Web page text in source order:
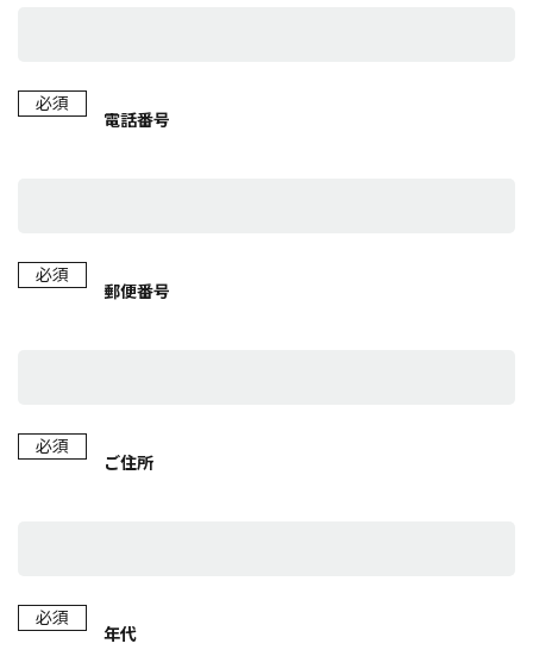
必須
電話番号
必須
郵便番号
必須
ご住所
必須
年代